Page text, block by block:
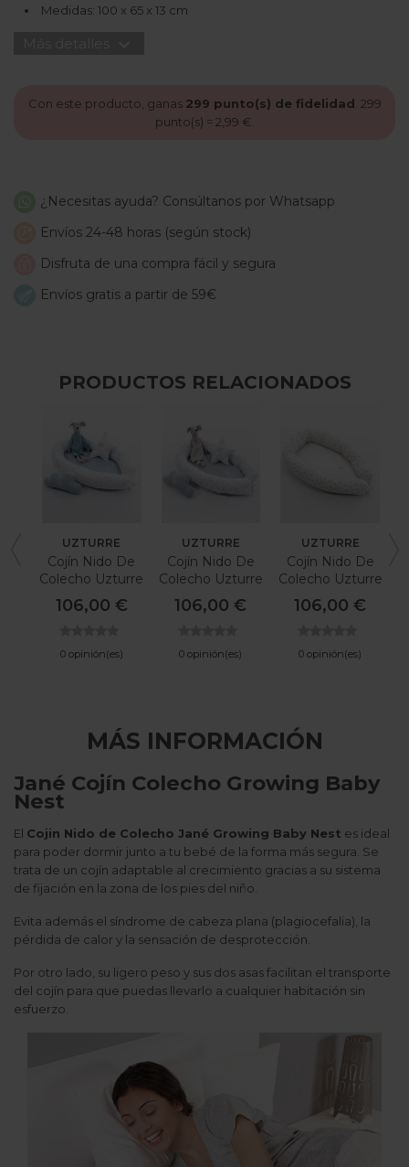
Medidas: 100 x 65 x 13 cm
Con este producto, ganas 299 punto(s) de fidelidad 299
punto(s) = 2,99 €
¿Necesitas ayuda? Consúltanos por Whatsapp
Envíos 24-48 horas (según stock)
Disfruta de una compra fácil y segura
Envíos gratis a partir de 59€
PRODUCTOS RELACIONADOS
UZTURRE
Cojín Nido De
Colecho Uzturre
Paul
106,00 €
0 opinión(es)
UZTURRE
Cojín Nido De
Colecho Uzturre
Pablo
106,00 €
0 opinión(es)
UZTURRE
Cojín Nido De
Colecho Uzturre
Graciela
106,00 €
0 opinión(es)
MÁS INFORMACIÓN
Jané Cojín Colecho Growing Baby
Nest
El Cojin Nido de Colecho Jané Growing Baby Nest es ideal
para poder dormir junto a tu bebé de la forma más segura. Se
trata de un cojín adaptable al crecimiento gracias a su sistema
de fijación en la zona de los pies del niño.
Evita además el síndrome de cabeza plana (plagiocefalia), la
pérdida de calor y la sensación de desprotección.
Por otro lado, su ligero peso y sus dos asas facilitan el transporte
del cojín para que puedas llevarlo a cualquier habitación sin
esfuerzo.